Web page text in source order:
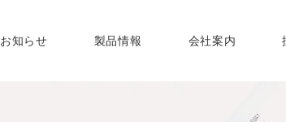
お知らせ 製品情報 会社案内